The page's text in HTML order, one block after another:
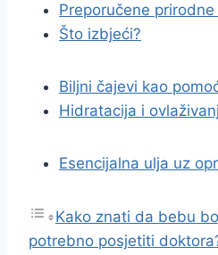
Preporučene
Što izbjeći?
Biljni čajevi kao
Hidratacija i
Esencijalna ulja uz
Kako znati da bebu
potrebno posjetiti